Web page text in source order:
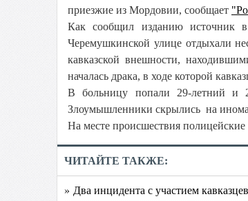
приезжие из Мордовии, сообщает
Как сообщил изданию источник
Черемушкинской улице отдыхали
кавказской внешности,
началась драка, в ходе которой
В больницу попали 29-летний и
Злоумышленники скрылись на
На месте происшествия
ЧИТАЙТЕ ТАКЖЕ:
» Два инцидента с участием